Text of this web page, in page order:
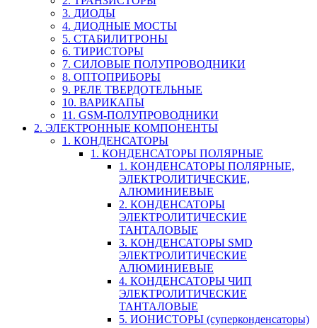
3. ДИОДЫ
4. ДИОДНЫЕ МОСТЫ
5. СТАБИЛИТРОНЫ
6. ТИРИСТОРЫ
7. СИЛОВЫЕ ПОЛУПРОВОДНИКИ
8. ОПТОПРИБОРЫ
9. РЕЛЕ ТВЕРДОТЕЛЬНЫЕ
10. ВАРИКАПЫ
11. GSM-ПОЛУПРОВОДНИКИ
2. ЭЛЕКТРОННЫЕ КОМПОНЕНТЫ
1. КОНДЕНСАТОРЫ
1. КОНДЕНСАТОРЫ ПОЛЯРНЫЕ
1. КОНДЕНСАТОРЫ ПОЛЯРНЫЕ,
ЭЛЕКТРОЛИТИЧЕСКИЕ,
АЛЮМИНИЕВЫЕ
2. КОНДЕНСАТОРЫ
ЭЛЕКТРОЛИТИЧЕСКИЕ
ТАНТАЛОВЫЕ
3. КОНДЕНСАТОРЫ SMD
ЭЛЕКТРОЛИТИЧЕСКИЕ
АЛЮМИНИЕВЫЕ
4. КОНДЕНСАТОРЫ ЧИП
ЭЛЕКТРОЛИТИЧЕСКИЕ
ТАНТАЛОВЫЕ
5. ИОНИСТОРЫ (суперконденсаторы)